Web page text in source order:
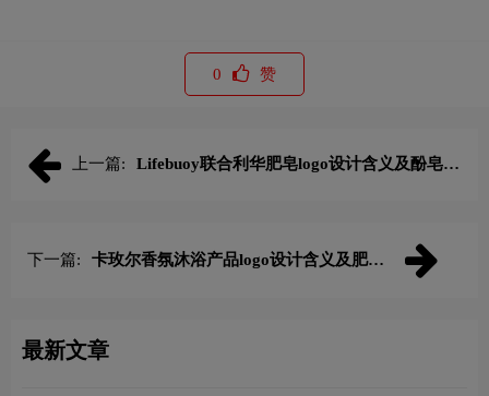
0 赞
上一篇:
Lifebuoy联合利华肥皂logo设计含义及酚皂品
下一篇:
卡玫尔香氛沐浴产品logo设计含义及肥皂
最新文章